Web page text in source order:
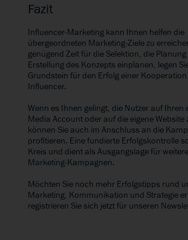
Fazit
Influencer-Marketing kann Ihnen helfen die
übergeordneten Marketing-Ziele zu
genügend Zeit für die Selektion, die
Erstellung des Konzepts einplanen, legen
Grundstein für den Erfolg einer
Influencer.
Wenn es Ihnen gelingt, die Nutzer auf Ihren
Media Account oder auf die eigene Website
können Sie auch im Anschluss an die
profitieren. Eine fundierte Erfolgskontrolle
Kreis und dient als Ausgangslage für
Marketing-Kampagnen.
Möchten Sie noch mehr Erfolgstipps rund
Marketing, Kommunikation und Strategie
registrieren Sie sich jetzt für unseren